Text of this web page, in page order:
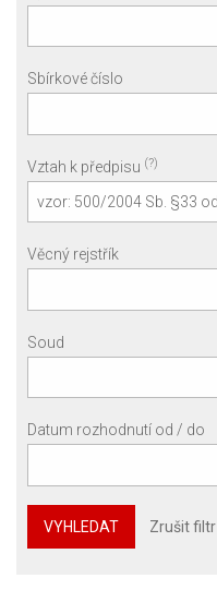
Sbírkové číslo
Vztah k předpisu (?)
Věcný rejstřík
Soud
Datum rozhodnutí od / do
VYHLEDAT Zrušit filtr